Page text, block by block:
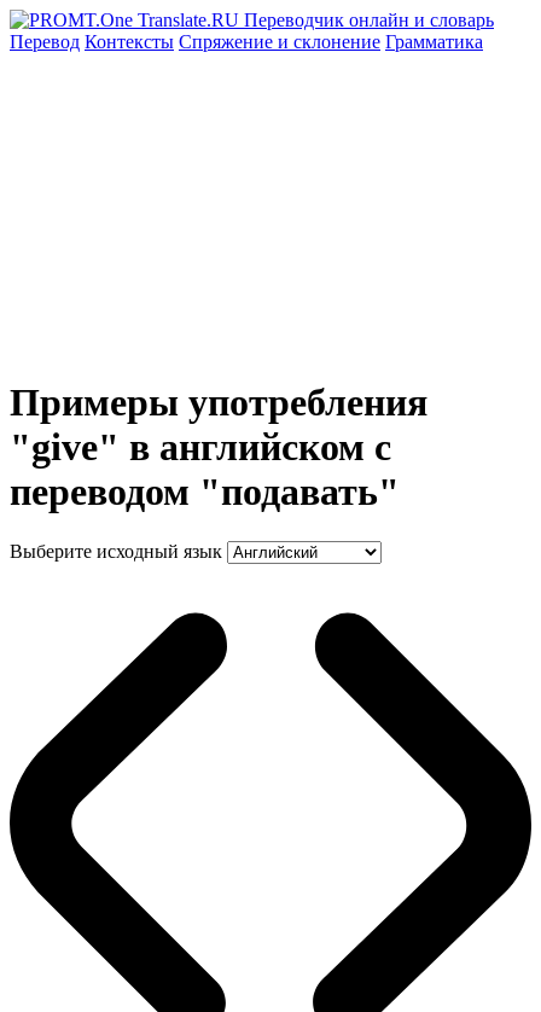
Перевод Контексты Спряжение и склонение Грамматика
Примеры употребления
"give" в английском с
переводом "подавать"
Выберите исходный язык